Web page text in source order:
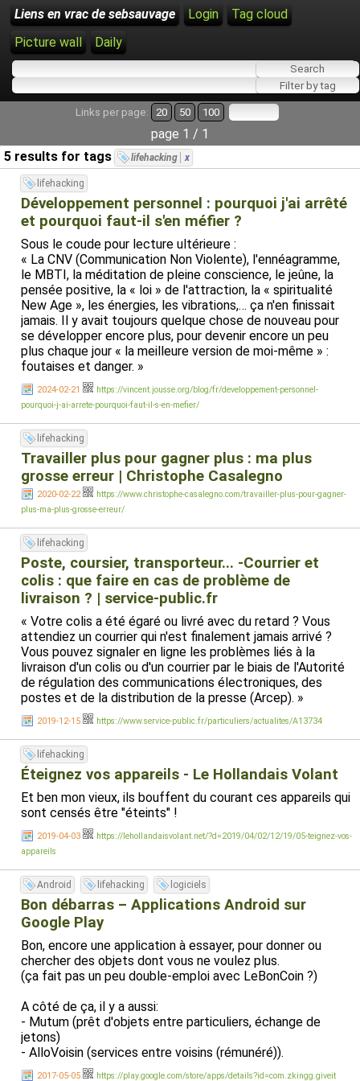
Liens en vrac de sebsauvage Login
Tag cloud
Picture wall
Daily
Links per page: 20 50 100
page 1 / 1
5 results for tags
lifehacking x
lifehacking
Développement personnel : pourquoi j'ai arrêté
et pourquoi faut-il s'en méfier ?
Sous le coude pour lecture ultérieure :
« La CNV (Communication Non Violente), l'ennéagramme,
le MBTI, la méditation de pleine conscience, le jeûne, la
pensée positive, la « loi » de l'attraction, la « spiritualité
New Age », les énergies, les vibrations,… ça n'en finissait
jamais. Il y avait toujours quelque chose de nouveau pour
se développer encore plus, pour devenir encore un peu
plus chaque jour « la meilleure version de moi-même » :
foutaises et danger. »
2024-02-21
https://vincent.jousse.org/blog/fr/developpement-personnel-
pourquoi-j-ai-arrete-pourquoi-faut-il-s-en-mefier/
lifehacking
Travailler plus pour gagner plus : ma plus
grosse erreur | Christophe Casalegno
2020-02-22
https://www.christophe-casalegno.com/travailler-plus-pour-gagner-
plus-ma-plus-grosse-erreur/
lifehacking
Poste, coursier, transporteur... -Courrier et
colis : que faire en cas de problème de
livraison ? | service-public.fr
« Votre colis a été égaré ou livré avec du retard ? Vous
attendiez un courrier qui n'est finalement jamais arrivé ?
Vous pouvez signaler en ligne les problèmes liés à la
livraison d'un colis ou d'un courrier par le biais de l'Autorité
de régulation des communications électroniques, des
postes et de la distribution de la presse (Arcep). »
2019-12-15 https://www.service-public.fr/particuliers/actualites/A13734
lifehacking
Éteignez vos appareils - Le Hollandais Volant
Et ben mon vieux, ils bouffent du courant ces appareils qui
sont censés être "éteints" !
2019-04-03
https://lehollandaisvolant.net/?d=2019/04/02/12/19/05-teignez-vos-
appareils
Android lifehacking logiciels
Bon débarras – Applications Android sur
Google Play
Bon, encore une application à essayer, pour donner ou
chercher des objets dont vous ne voulez plus.
(ça fait pas un peu double-emploi avec LeBonCoin ?)
A côté de ça, il y a aussi:
- Mutum (prêt d'objets entre particuliers, échange de
jetons)
- AlloVoisin (services entre voisins (rémunéré)).
2017-05-05 https://play.google.com/store/apps/details?id=com.zkingg.giveit